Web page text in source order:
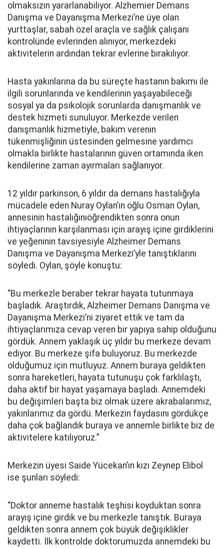
olmaksızın yararlanabiliyor. Alzhemier Demans
Danışma ve Dayanışma Merkezi’ne üye olan
yurttaşlar, sabah özel araçla ve sağlık çalışanı
kontrolünde evlerinden alınıyor, merkezdeki
aktivitelerin ardından tekrar evlerine bırakılıyor.
Hasta yakınlarına da bu süreçte hastanın bakımı ile
ilgili sorunlarında ve kendilerinin yaşayabileceği
sosyal ya da psikolojik sorunlarda danışmanlık ve
destek hizmeti sunuluyor. Merkezde verilen
danışmanlık hizmetiyle, bakım verenin
tükenmişliğinin üstesinden gelmesine yardımcı
olmakla birlikte hastalarının güven ortamında iken
kendilerine zaman ayırmaları sağlanıyor.
12 yıldır parkinson, 6 yıldır da demans hastalığıyla
mücadele eden Nuray Oylan’ın oğlu Osman Oylan,
annesinin hastalığınıöğrendikten sonra onun
ihtiyaçlarının karşılanması için arayış içine girdiklerini
ve yeğeninin tavsiyesiyle Alzheimer Demans
Danışma ve Dayanışma Merkezi’yle tanıştıklarını
söyledi. Oylan, şöyle konuştu:
“Bu merkezle beraber tekrar hayata tutunmaya
başladık. Araştırdık, Alzheimer Demans Danışma ve
Dayanışma Merkezi’ni ziyaret ettik ve tam da
ihtiyaçlarımıza cevap veren bir yapıya sahip olduğunu
gördük. Annem yaklaşık üç yıldır bu merkeze devam
ediyor. Bu merkeze şifa buluyoruz. Bu merkezde
olduğumuz için mutluyuz. Annem buraya geldikten
sonra hareketleri, hayata tutunuşu çok farklılaştı,
daha aktif bir hayat yaşamaya başladı. Annemdeki
bu değişimleri başta biz olmak üzere akrabalarımız,
yakınlarımız da gördü. Merkezin faydasını gördükçe
daha çok bağlandık buraya ve annemle birlikte biz de
aktivitelere katılıyoruz.”
Merkezin üyesi Saide Yücekan’ın kızı Zeynep Elibol
ise şunları söyledi:
“Doktor anneme hastalık teşhisi koyduktan sonra
arayış içine girdik ve bu merkezle tanıştık. Buraya
geldikten sonra annem çok büyük değişiklikler
kaydetti. İlk kontrolde doktorumuzda annemdeki bu